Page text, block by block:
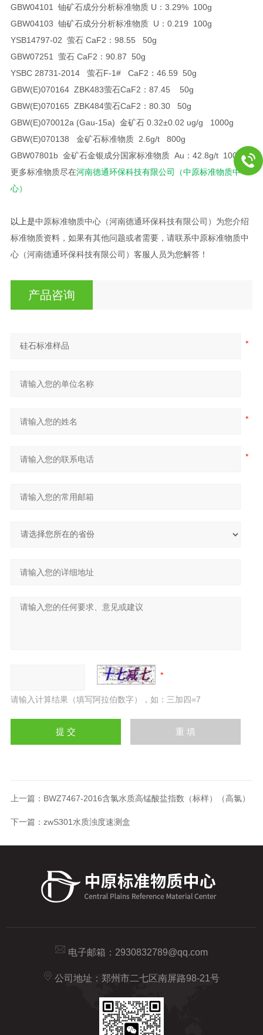
GBW04101 铀矿石成分分析标准物质 U：3.29% 100g
GBW04103 铀矿石成分分析标准物质 U：0.219 100g
YSB14797-02 萤石 CaF2：98.55 50g
GBW07251 萤石 CaF2：90.87 50g
YSBC 28731-2014 萤石F-1# CaF2：46.59 50g
GBW(E)070164 ZBK483萤石CaF2：87.45 50g
GBW(E)070165 ZBK484萤石CaF2：80.30 50g
GBW(E)070012a (Gau-15a) 金矿石 0.32±0.02 ug/g 1000g
GBW(E)070138 金矿石标准物质 2.6g/t 800g
GBW07801b 金矿石金银成分国家标准物质 Au：42.8g/t 1000g
更多标准物质尽在河南德通环保科技有限公司（中原标准物质中
心）
以上是中原标准物质中心（河南德通环保科技有限公司）为您介绍
标准物质资料，如果有其他问题或者需要，请联系中原标准物质中
心（河南德通环保科技有限公司）客服人员为您解答！
产品咨询
请输入计算结果（填写阿拉伯数字），如：三加四=7
上一篇： BWZ7467-2016含氯水质高锰酸盐指数（标样）（高氯）
下一篇： zwS301水质浊度速测盒
电子邮箱： 2930832789@qq.com
公司地址：郑州市二七区南屏路98-21号